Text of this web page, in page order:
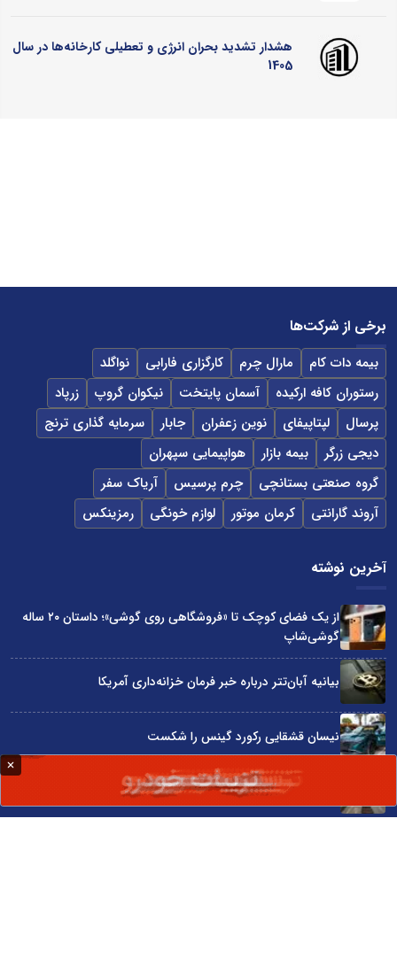
هشدار تشدید بحران انرژی و تعطیلی کارخانه‌ها در سال
1405
برخی از شرکت‌ها
بیمه دات کام مارال چرم کارگزاری فارابی
نواگلد
رستوران کافه ارکیده
آسمان پایتخت نیکوان گروپ
زرپاد
پرسال
لپتاپیفای نوین زعفران جابار
سرمایه گذاری ترنج
دیجی زرگر
بیمه بازار
هواپیمایی سپهران
گروه صنعتی بستانچی
چرم پرسیس
آریاک سفر
آروند گارانتی
کرمان موتور لوازم خونگی رمزینکس
آخرین نوشته
از یک فضای کوچک تا «فروشگاهی روی گوشی»؛ داستان ۲۰ ساله
گوشی‌شاپ
بیانیه آبان‌تتر درباره خبر فرمان خزانه‌داری آمریکا
نیسان قشقایی رکورد گینس را شکست
توسعه ایران با شعار محقق نمی‌شود